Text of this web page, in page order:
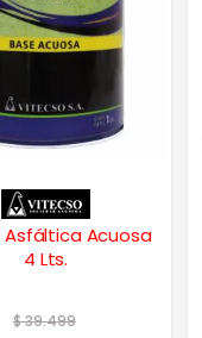
Asfáltica Acuosa
4 Lts.
$39.499